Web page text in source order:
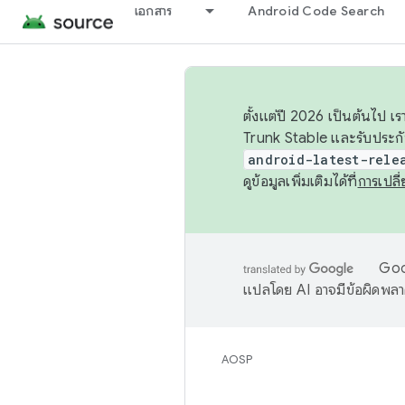
เอกสาร Android Code Search
ตั้งแต่ปี 2026 เป็นต้นไป เ
Trunk Stable และรับประ
android-latest-
ดูข้อมูลเพิ่มเติมได้ที่การเป
แปลโดย AI อาจมีข้อผิดพล
AOSP